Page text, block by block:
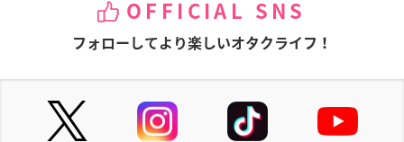
OFFICIAL SNS
フォローしてより楽しいオタクライフ！